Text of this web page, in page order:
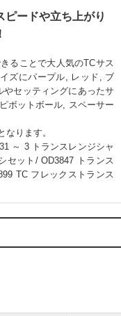
ピードや立ち上がり
ることで大人気のTCサス
ズにパープル, レッド, ブ
やセッティングにあったサ
ボットボール, スペーサー
ります。
～ 3 トランスレンジシャ
セット/ OD3847 トランス
TC フレックストランス